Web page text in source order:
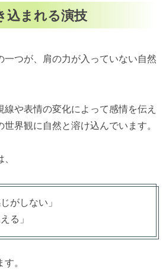
込まれる演技
一つが、肩の力が入っていない自然
や表情の変化によって感情を伝え
界観に自然と溶け込んでいます。
がしない」
る」
。